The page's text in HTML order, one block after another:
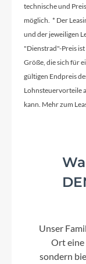
technische und
möglich. * Der
und der jeweiligen
"Dienstrad"-Preis
Größe, die sich für
gültigen Endpreis
Lohnsteuervorteile
kann. Mehr zum
Unser
Ort eine
sondern